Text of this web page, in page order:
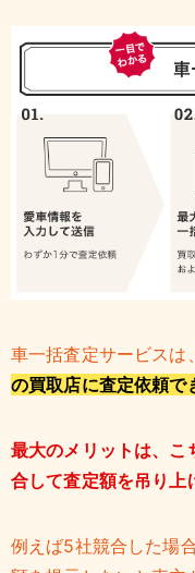
車一括査定サービスは、
の買取店に査定依頼で
最大のメリットは、こ
合して査定額を吊り上
例えば5社競合した場